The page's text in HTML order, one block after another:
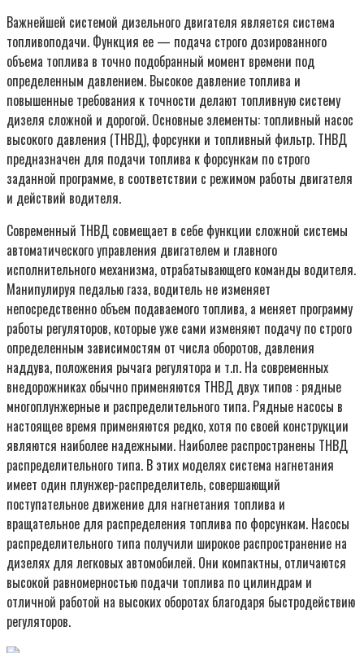
Важнейшей системой дизельного двигателя является система
топливоподачи. Функция ее — подача строго дозированного
объема топлива в точно подобранный момент времени под
определенным давлением. Высокое давление топлива и
повышенные требования к точности делают топливную систему
дизеля сложной и дорогой. Основные элементы: топливный насос
высокого давления (ТНВД), форсунки и топливный фильтр. ТНВД
предназначен для подачи топлива к форсункам по строго
заданной программе, в соответствии с режимом работы двигателя
и действий водителя.
Современный ТНВД совмещает в себе функции сложной системы
автоматического управления двигателем и главного
исполнительного механизма, отрабатывающего команды водителя.
Манипулируя педалью газа, водитель не изменяет
непосредственно объем подаваемого топлива, а меняет программу
работы регуляторов, которые уже сами изменяют подачу по строго
определенным зависимостям от числа оборотов, давления
наддува, положения рычага регулятора и т.п. На современных
внедорожниках обычно применяются ТНВД двух типов : рядные
многоплунжерные и распределительного типа. Рядные насосы в
настоящее время применяются редко, хотя по своей конструкции
являются наиболее надежными. Наиболее распространены ТНВД
распределительного типа. В этих моделях система нагнетания
имеет один плунжер-распределитель, совершающий
поступательное движение для нагнетания топлива и
вращательное для распределения топлива по форсункам. Насосы
распределительного типа получили широкое распространение на
дизелях для легковых автомобилей. Они компактны, отличаются
высокой равномерностью подачи топлива по цилиндрам и
отличной работой на высоких оборотах благодаря быстродействию
регуляторов.